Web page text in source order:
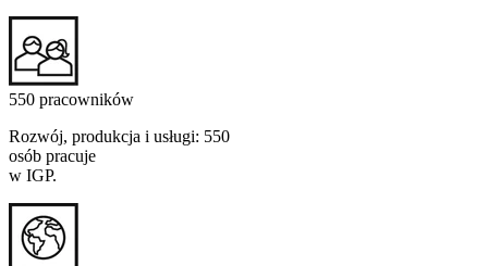
550 pracowników
Rozwój, produkcja i usługi: 550
osób pracuje
w IGP.